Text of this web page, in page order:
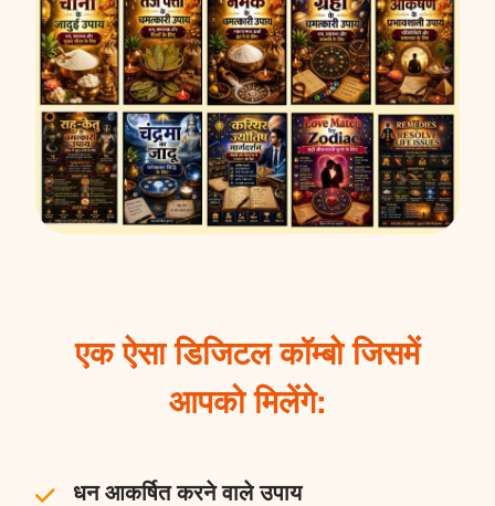
एक ऐसा डिजिटल कॉम्बो जिसमें
आपको मिलेंगे:
धन आकर्षित करने वाले उपाय